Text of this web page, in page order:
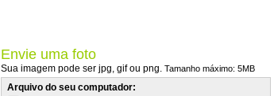
Envie uma foto
Sua imagem pode ser jpg, gif ou png. Tamanho máximo: 5MB
Arquivo do seu computador: